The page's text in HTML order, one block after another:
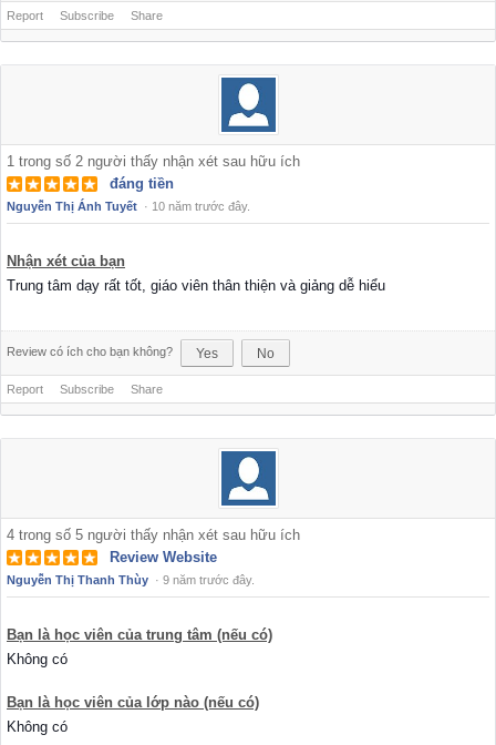
Report Subscribe Share
1 trong số 2 người thấy nhận xét sau hữu ích
đáng tiền
Nguyễn Thị Ánh Tuyết · 10 năm trước đây.
Nhận xét của bạn
Trung tâm dạy rất tốt, giáo viên thân thiện và giảng dễ hiểu
Review có ích cho bạn không? Yes No
Report Subscribe Share
4 trong số 5 người thấy nhận xét sau hữu ích
Review Website
Nguyễn Thị Thanh Thùy · 9 năm trước đây.
Bạn là học viên của trung tâm (nếu có)
Không có
Bạn là học viên của lớp nào (nếu có)
Không có